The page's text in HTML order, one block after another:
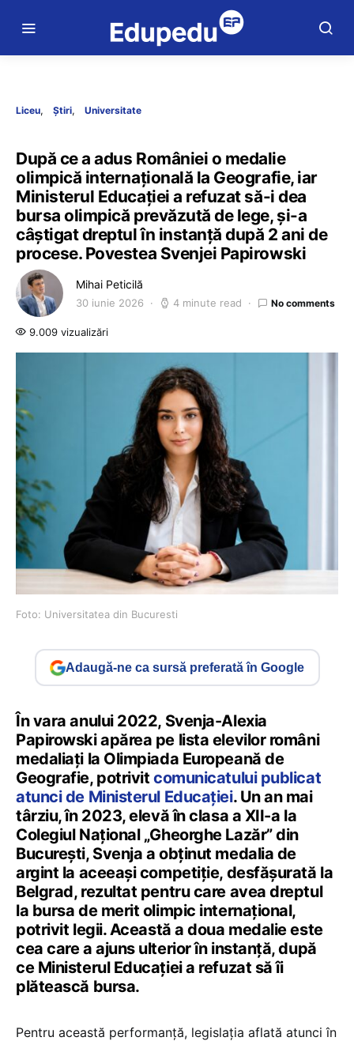
Liceu Știri Universitate
După ce a adus României o medalie
olimpică internațională la Geografie, iar
Ministerul Educației a refuzat să-i dea
bursa olimpică prevăzută de lege, și-a
câștigat dreptul în instanță după 2 ani de
procese. Povestea Svenjei Papirowski
Mihai Peticilă
30 iunie 2026 4 minute read No comments
9.009 vizualizări
Foto: Universitatea din Bucuresti
Adaugă-ne ca sursă preferată în Google
În vara anului 2022, Svenja-Alexia
Papirowski apărea pe lista elevilor români
medaliați la Olimpiada Europeană de
Geografie, potrivitcomunicatului publicat
atunci de Ministerul Educației. Un an mai
târziu, în 2023, elevă în clasa a XII-a la
Colegiul Național „Gheorghe Lazăr” din
București, Svenja a obținut medalia de
argint la aceeași competiție, desfășurată la
Belgrad, rezultat pentru care avea dreptul
la bursa de merit olimpic internațional,
potrivit legii. Această a doua medalie este
cea care a ajuns ulterior în instanță, după
ce Ministerul Educației a refuzat să îi
plătească bursa.
Pentru această performanță, legislația aflată atunci în